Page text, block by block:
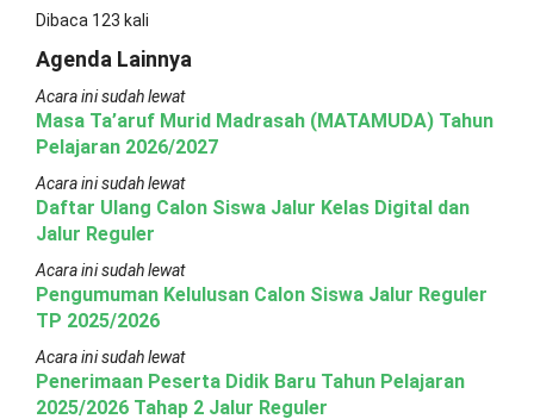
Dibaca 123 kali
Agenda Lainnya
Acara ini sudah lewat
Masa Ta’aruf Murid Madrasah (MATAMUDA) Tahun
Pelajaran 2026/2027
Acara ini sudah lewat
Daftar Ulang Calon Siswa Jalur Kelas Digital dan
Jalur Reguler
Acara ini sudah lewat
Pengumuman Kelulusan Calon Siswa Jalur Reguler
TP 2025/2026
Acara ini sudah lewat
Penerimaan Peserta Didik Baru Tahun Pelajaran
2025/2026 Tahap 2 Jalur Reguler